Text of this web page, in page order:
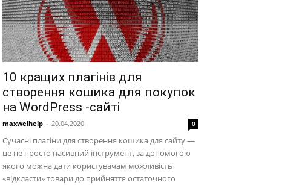
10 кращих плагінів для
створення кошика для покупок
на WordPress -сайті
maxwelhelp - 20.04.2020 0
Сучасні плагіни для створення кошика для сайту —
це не просто пасивний інструмент, за допомогою
якого можна дати користувачам можливість
«відкласти» товари до прийняття остаточного